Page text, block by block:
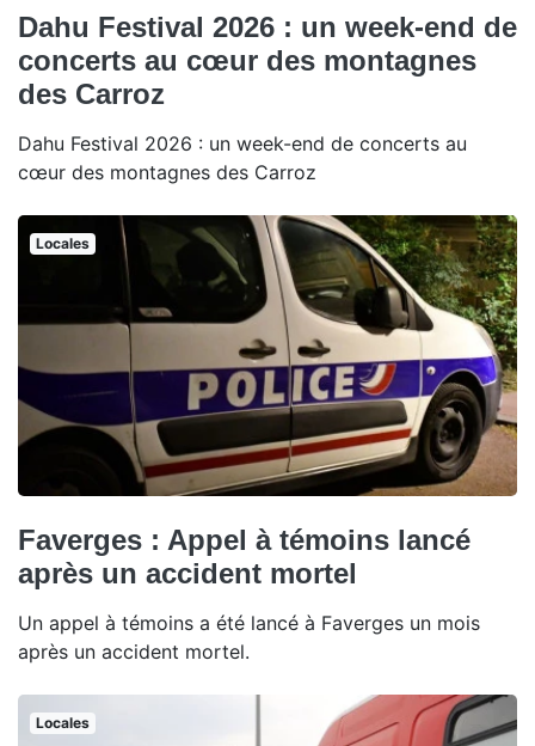
Dahu Festival 2026 : un week-end de
concerts au cœur des montagnes
des Carroz
Dahu Festival 2026 : un week-end de concerts au
cœur des montagnes des Carroz
Locales
Faverges : Appel à témoins lancé
après un accident mortel
Un appel à témoins a été lancé à Faverges un mois
après un accident mortel.
Locales